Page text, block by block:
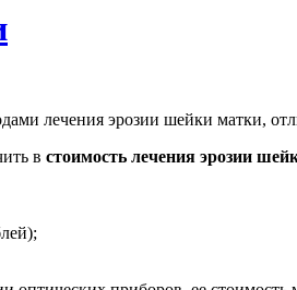
лечения эрозии шейки матки,
в стоимость лечения эрозии